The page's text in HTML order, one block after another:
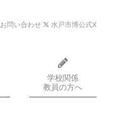
お問い合わせ 水戸市博公式X
学校関係
教員の方へ